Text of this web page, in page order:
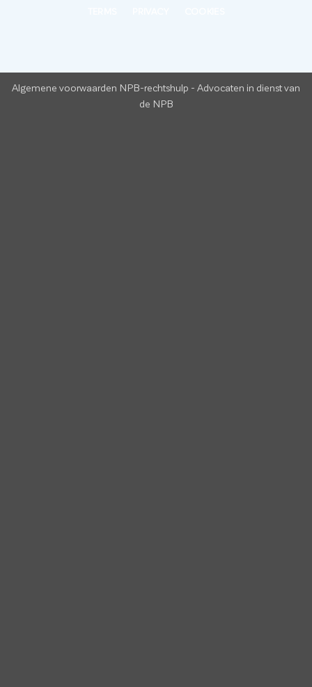
Algemene voorwaarden NPB-rechtshulp - Advocaten in dienst van
de NPB